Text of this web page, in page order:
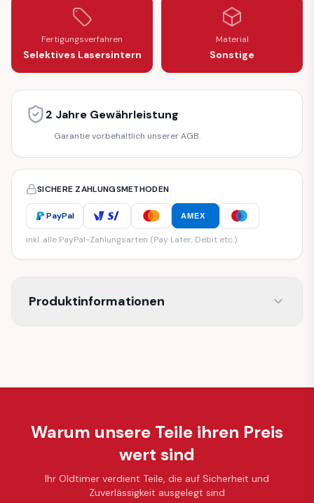
Fertigungsverfahren
Selektives Lasersintern
Material
Sonstige
2 Jahre Gewährleistung
Garantie vorbehaltlich unserer AGB.
SICHERE ZAHLUNGSMETHODEN
PayPal AMEX
inkl. alle PayPal-Zahlungsarten (Pay Later, Debit etc.)
Produktinformationen
Warum unsere Teile ihren Preis
wert sind
Ihr Oldtimer verdient Teile, die auf Sicherheit und
Zuverlässigkeit ausgelegt sind